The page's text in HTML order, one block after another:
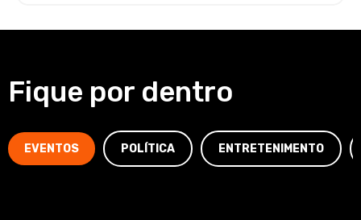
Fique por dentro
EVENTOS POLÍTICA ENTRETENIMENTO